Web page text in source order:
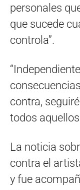
personales
que sucede
controla”.
contra,
todos
La noticia
contra el
y fue